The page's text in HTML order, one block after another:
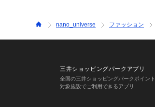
nano_universe ファッション
三井ショッピングパークアプリ
全国の三井ショッピングパークポイント
対象施設でご利用できるアプリ